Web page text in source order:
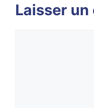
Laisser